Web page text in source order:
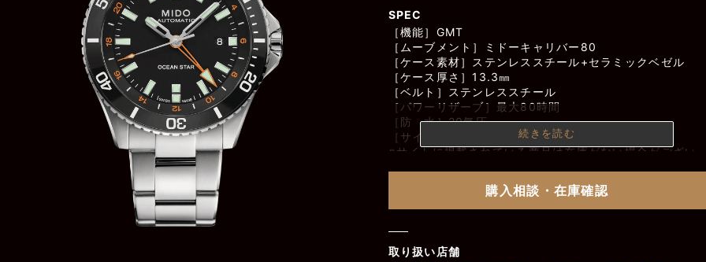
SPEC
続きを読む
［機能］GMT
［ムーブメント］ミドーキャリバー80
［ケース素材］ステンレススチール+セラミックベゼル
［ケース厚さ］13.3㎜
［ベルト］ステンレススチール
［パワーリザーブ］最大80時間
［防 水］20気圧
［サイズ］44
※サイトに掲載されている商品は在庫がない場合がござい
購入相談・在庫確認
取り扱い店舗